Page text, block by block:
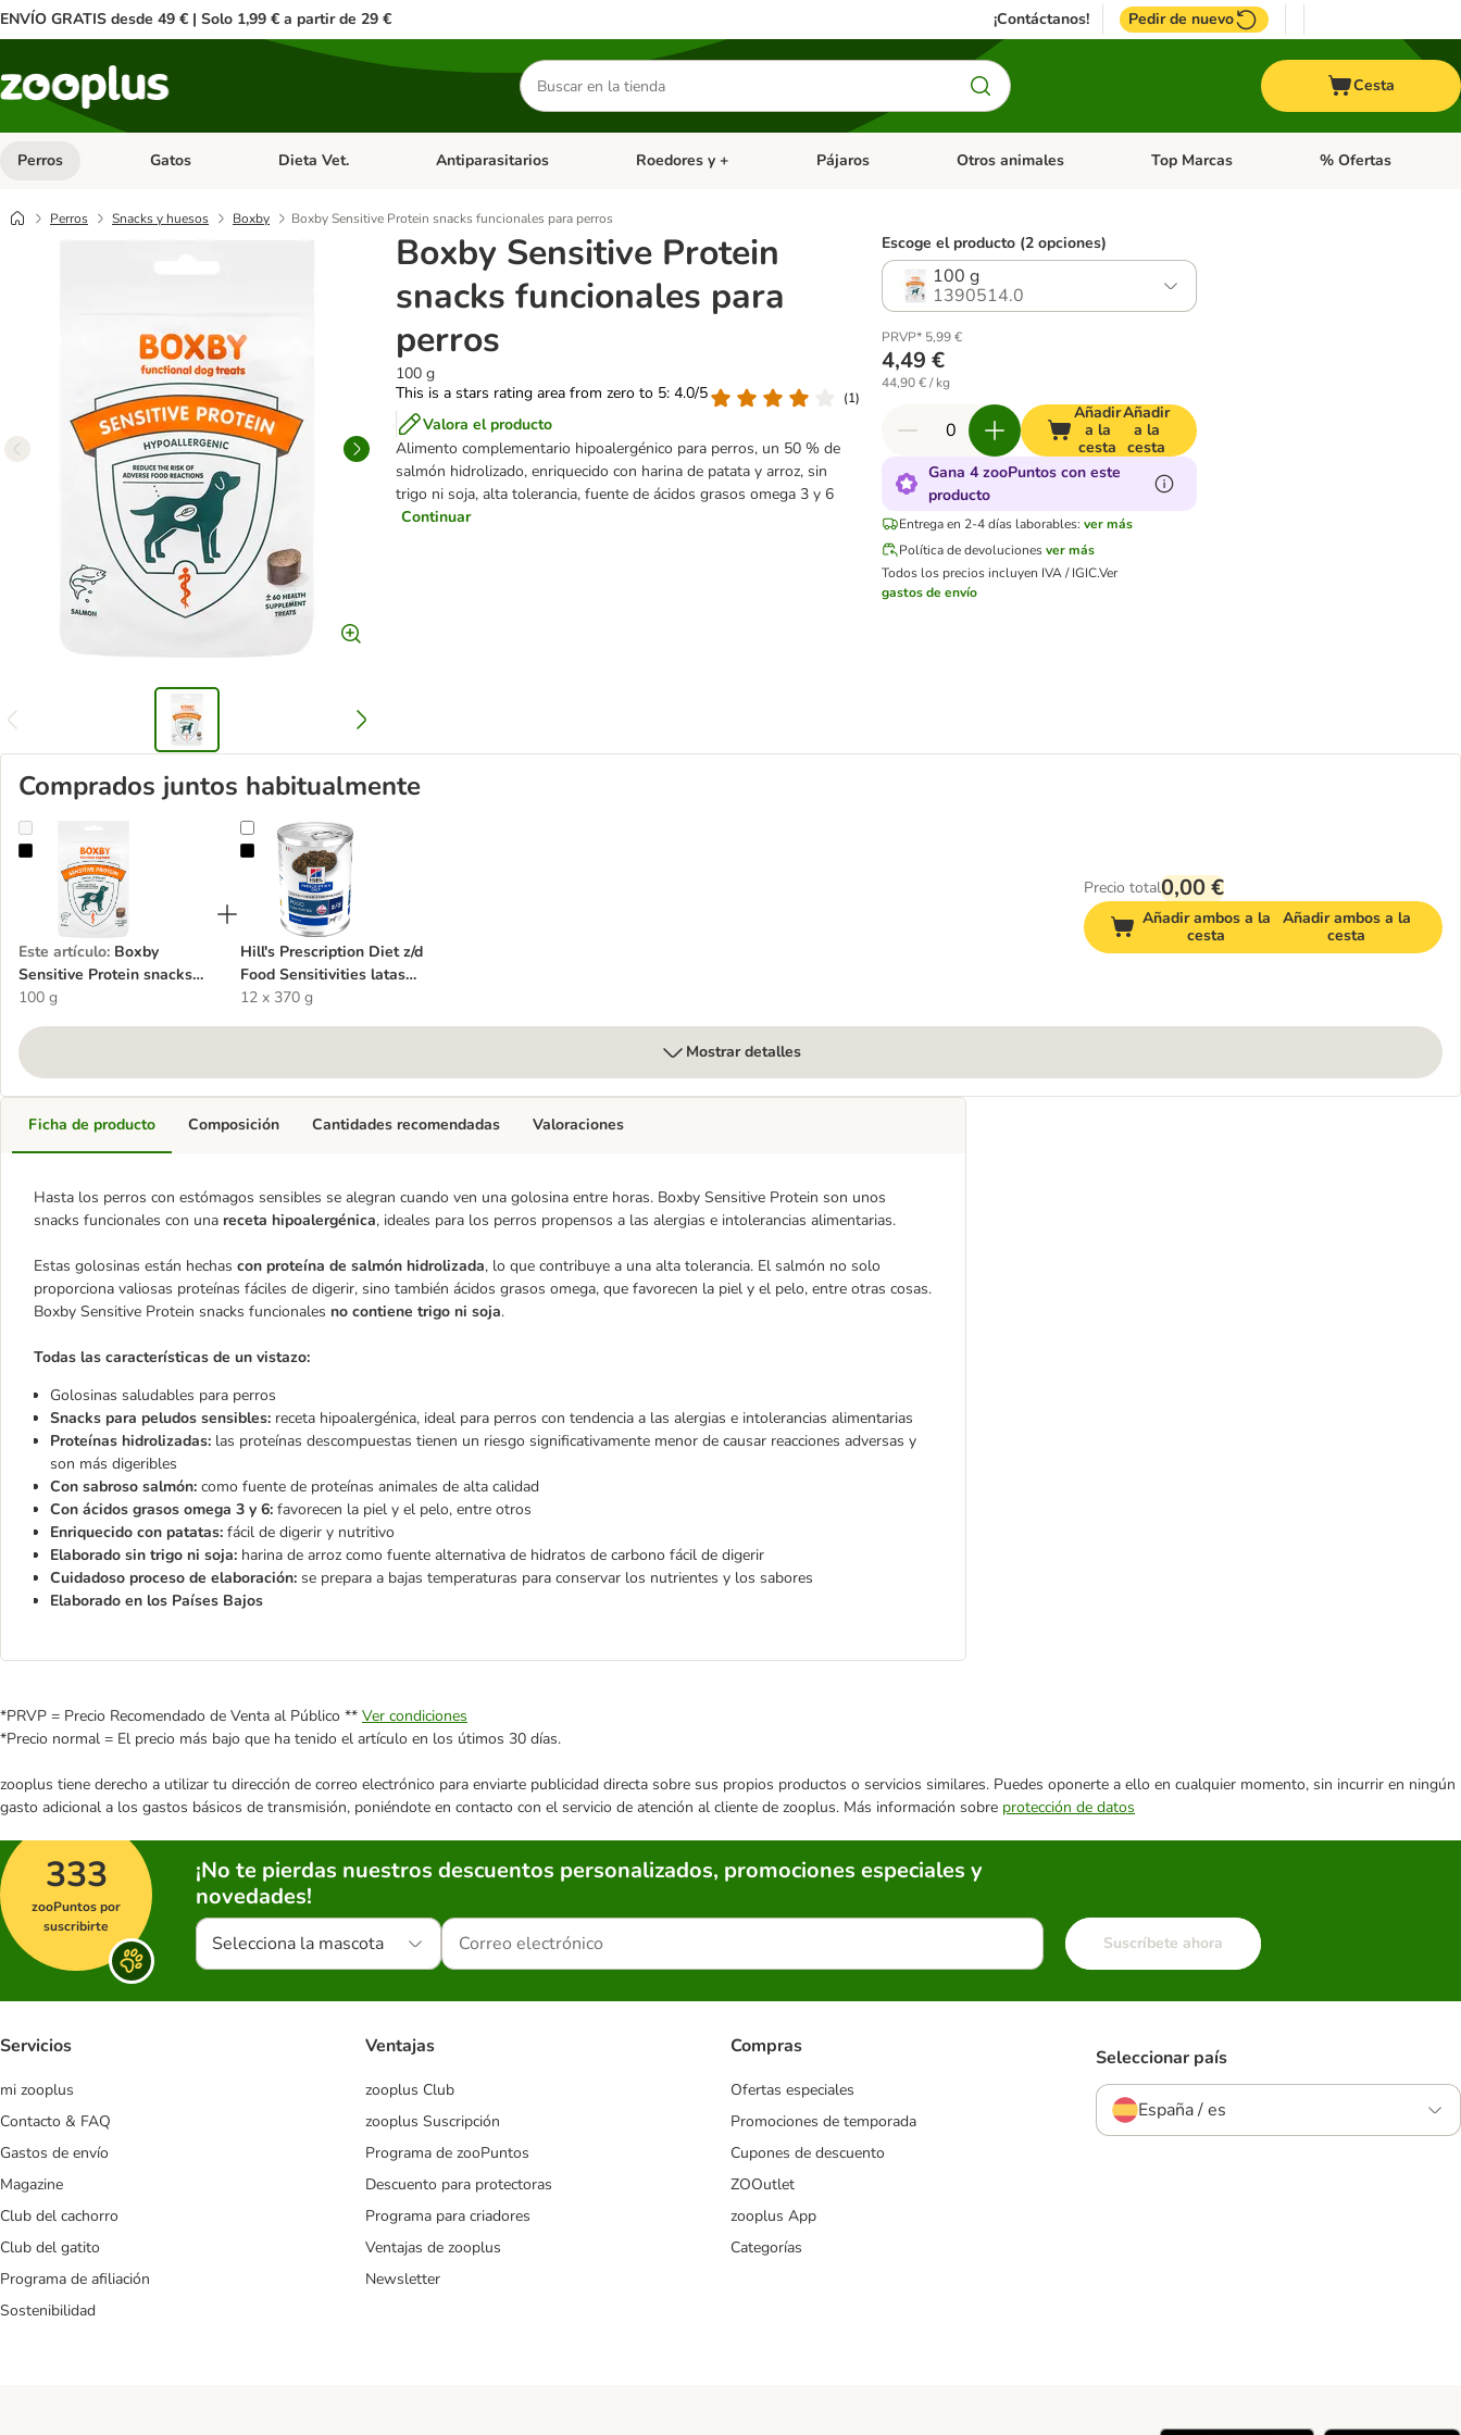
ENVÍO GRATIS desde 49 € | Solo 1,99 € a partir de 29 € ¡Contáctanos! Pedir de nuevo
Buscar
productos
Cesta
Perros Menú de categoria abierto: Perros
Gatos Menú de categoria abierto: Gatos
Dieta Vet. Menú de categoria abierto: Dieta Vet.
Antiparasitarios Menú de categoria abierto: Antiparasitarios
Roedores y + Menú de categoria abierto: Roedores y +
Pájaros Menú de categoria abierto: Pájaros
Otros animales Menú de categoria abierto: Otros animales
Top Marcas Menú de categoria
% Ofertas
Perros Snacks y huesos Boxby Boxby Sensitive Protein snacks funcionales para perros
Boxby Sensitive Protein
snacks funcionales para
perros
100 g
This is a stars rating area from zero to 5: 4.0/5
(1)
Valora el producto
Alimento complementario hipoalergénico para perros, un 50 % de
salmón hidrolizado, enriquecido con harina de patata y arroz, sin
trigo ni soja, alta tolerancia, fuente de ácidos grasos omega 3 y 6
Continuar
Escoge el producto (2 opciones)
100 g
1390514.0
PRVP* 5,99 €
4,49 €
44,90 € / kg
Añadir
a la
cesta
Añadir
a la
cesta
Gana 4 zooPuntos con este
producto
Entrega en 2-4 días laborables: ver más
Política de devolucionesver más
Todos los precios incluyen IVA / IGIC.Ver
gastos de envío
Comprados juntos habitualmente
Boxby Sensitive Protein snacks funcionales para perros
Este artículo: Boxby
Sensitive Protein snacks
funcionales para perros
100 g
Hill's Prescription Diet z/d Food Sensitivities latas para perros
Hill's Prescription Diet z/d
Food Sensitivities latas
para perros
12 x 370 g
Precio total0,00 €
Añadir ambos a la
cesta
Añadir ambos a la
cesta
Mostrar detalles
Ficha de producto
Hasta los perros con estómagos sensibles se alegran cuando ven una golosina entre horas. Boxby Sensitive Protein son unos
snacks funcionales con una receta hipoalergénica, ideales para los perros propensos a las alergias e intolerancias alimentarias.
Estas golosinas están hechas con proteína de salmón hidrolizada, lo que contribuye a una alta tolerancia. El salmón no solo
proporciona valiosas proteínas fáciles de digerir, sino también ácidos grasos omega, que favorecen la piel y el pelo, entre otras cosas.
Boxby Sensitive Protein snacks funcionales no contiene trigo ni soja.
Todas las características de un vistazo:
Golosinas saludables para perros
Snacks para peludos sensibles: receta hipoalergénica, ideal para perros con tendencia a las alergias e intolerancias alimentarias
Proteínas hidrolizadas: las proteínas descompuestas tienen un riesgo significativamente menor de causar reacciones adversas y
son más digeribles
Con sabroso salmón: como fuente de proteínas animales de alta calidad
Con ácidos grasos omega 3 y 6: favorecen la piel y el pelo, entre otros
Enriquecido con patatas: fácil de digerir y nutritivo
Elaborado sin trigo ni soja: harina de arroz como fuente alternativa de hidratos de carbono fácil de digerir
Cuidadoso proceso de elaboración: se prepara a bajas temperaturas para conservar los nutrientes y los sabores
Elaborado en los Países Bajos
Composición Cantidades recomendadas Valoraciones
*PRVP = Precio Recomendado de Venta al Público ** Ver condiciones
*Precio normal = El precio más bajo que ha tenido el artículo en los útimos 30 días.
zooplus tiene derecho a utilizar tu dirección de correo electrónico para enviarte publicidad directa sobre sus propios productos o servicios similares. Puedes oponerte a ello en cualquier momento, sin incurrir en ningún
gasto adicional a los gastos básicos de transmisión, poniéndote en contacto con el servicio de atención al cliente de zooplus. Más información sobre protección de datos
333
zooPuntos por
suscribirte
¡No te pierdas nuestros descuentos personalizados, promociones especiales y
novedades!
Selecciona la mascota Suscríbete ahora
Servicios
mi zooplus
Contacto & FAQ
Gastos de envío
Magazine
Club del cachorro
Club del gatito
Programa de afiliación
Sostenibilidad
Ventajas
zooplus Club
zooplus Suscripción
Programa de zooPuntos
Descuento para protectoras
Programa para criadores
Ventajas de zooplus
Newsletter
Compras
Ofertas especiales
Promociones de temporada
Cupones de descuento
ZOOutlet
zooplus App
Categorías
Seleccionar país
España / es